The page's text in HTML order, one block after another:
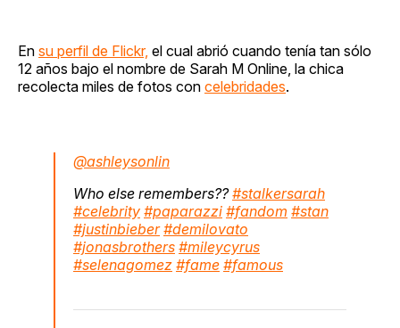
En su perfil de Flickr, el cual abrió cuando tenía tan sólo
12 años bajo el nombre de Sarah M Online, la chica
recolecta miles de fotos con celebridades.
@ashleysonlin
Who else remembers??#stalkersarah
#celebrity #paparazzi #fandom #stan
#justinbieber #demilovato
#jonasbrothers #mileycyrus
#selenagomez #fame #famous